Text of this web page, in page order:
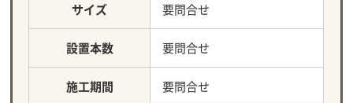
サイズ 要問合せ
設置本数 要問合せ
施工期間 要問合せ